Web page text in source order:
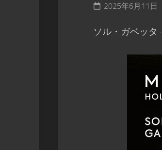
2025年6月11日
ソル・ガベッタ